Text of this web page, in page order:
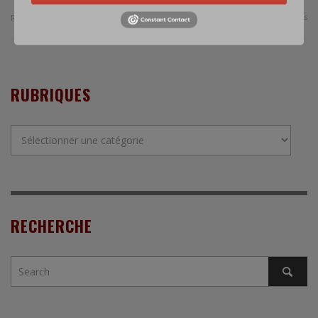
Read more 0 Comments
RUBRIQUES
RECHERCHE